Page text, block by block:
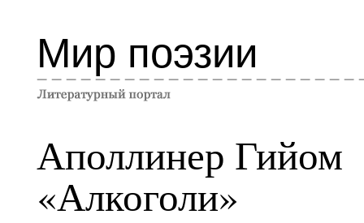
Мир поэзии
Аполлинер Гийом
«Алкоголи»